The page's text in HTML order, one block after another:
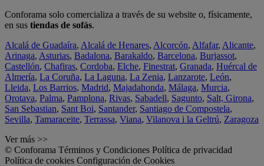
Conforama solo comercializa a través de su website o, físicamente,
en sus tiendas de sofás.
Alcalá de Guadaíra, Alcalá de Henares, Alcorcón, Alfafar, Alicante,
Arinaga, Asturias, Badalona, Barakaldo, Barcelona, Burjassot,
Castellón, Chafiras, Cordoba, Elche, Finestrat, Granada, Huércal de
Almería, La Coruña, La Laguna, La Zenia, Lanzarote, León,
Lleida, Los Barrios, Madrid, Majadahonda, Málaga, Murcia,
Orotava, Palma, Pamplona, Rivas, Sabadell, Sagunto, Salt, Girona,
San Sebastian, Sant Boi, Santander, Santiago de Compostela,
Sevilla, Tamaraceite, Terrassa, Viana, Vilanova i la Geltrú, Zaragoza
Ver más >>
© Conforama Términos y Condiciones Política de privacidad
Política de cookies Configuración de Cookies